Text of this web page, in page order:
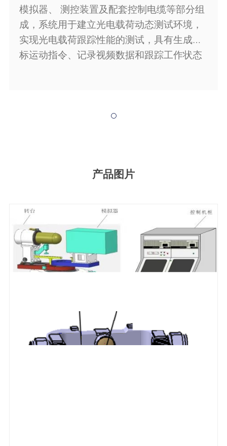
模拟器、
测控装置及配套控制电缆等部分组
成，系统用于建立光电载荷动态测试环境，
实现光电载荷跟踪性能的测试，具有生成目
标运动指令、记录视频数据和跟踪工作状态
产品图片